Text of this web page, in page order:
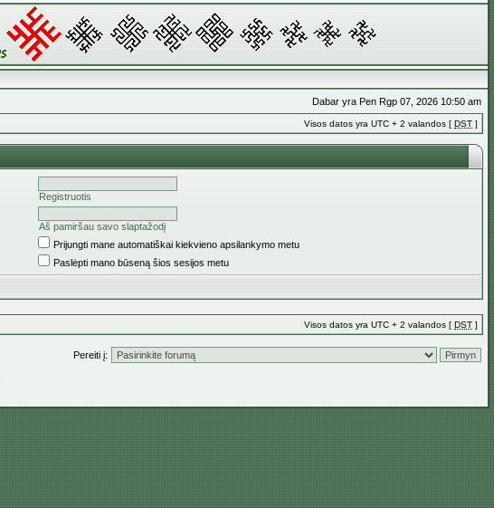
Dabar yra Pen Rgp 07, 2026 10:50 am
Visos datos yra UTC + 2 valandos [ DST ]
Registruotis
Aš pamiršau savo slaptažodį
Prijungti mane automatiškai kiekvieno apsilankymo metu
Paslėpti mano būseną šios sesijos metu
Visos datos yra UTC + 2 valandos [ DST ]
Pereiti į: